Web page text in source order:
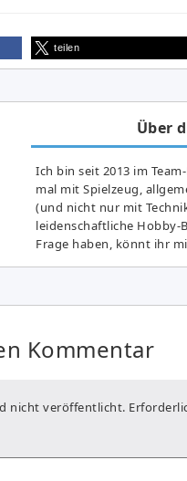
teilen
Über
Ich bin seit 2013 im
mal mit Spielzeug,
(und nicht nur mit
leidenschaftliche Hobby-
Frage haben, könnt ihr
Kommentar
nicht veröffentlicht.